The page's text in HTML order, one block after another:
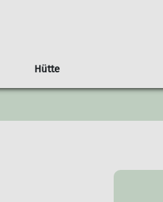
BerichteVeranstaltungen
Hütte
Neues von der